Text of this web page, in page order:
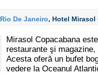
Rio De Janeiro, Hotel Mirasol
Mirasol Copacabana
restaurante şi
Acesta oferă un bufet
vedere la Oceanul